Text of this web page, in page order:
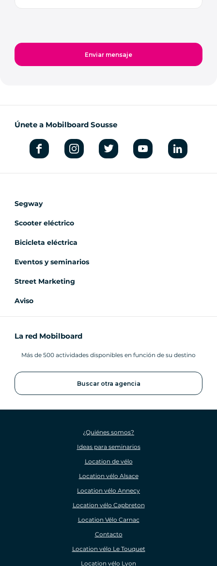
Únete a Mobilboard Sousse
Segway
Scooter eléctrico
Bicicleta eléctrica
Eventos y seminarios
Street Marketing
Aviso
La red Mobilboard
Más de 500 actividades disponibles en función de su destino
Buscar otra agencia
¿Quiénes somos?
Ideas para seminarios
Location de vélo
Location vélo Alsace
Location vélo Annecy
Location vélo Capbreton
Location Vélo Carnac
Contacto
Location vélo Le Touquet
Location vélo Lyon